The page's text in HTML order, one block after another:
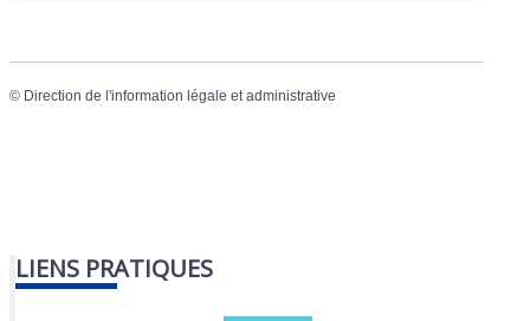
© Direction de l'information légale et administrative
LIENS PRATIQUES